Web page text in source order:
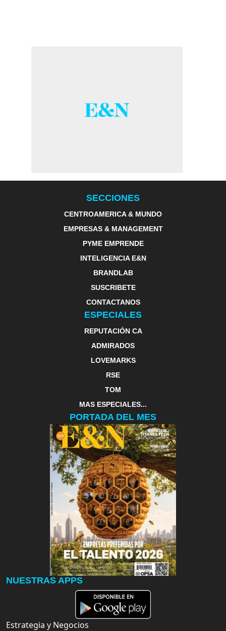
SECCIONES
CENTROAMERICA & MUNDO
EMPRESAS & MANAGEMENT
PYME EMPRENDE
INTELIGENCIA E&N
BRANDLAB
SUSCRIBETE
CONTACTANOS
ESPECIALES
REPUTACIÓN CA
ADMIRADOS
LOVEMARKS
RSE
TOM
MAS ESPECIALES...
PORTADA DEL MES
NUESTRAS APPS
Estrategia y Negocios